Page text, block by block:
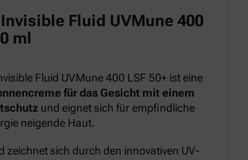
Fluid UVMune 400
ml
Fluid UVMune 400 LSF 50+ ist eine
für das Gesicht mit einem
und eignet sich für empfindliche
neigende Haut.
zeichnet sich durch den innovativen UV-